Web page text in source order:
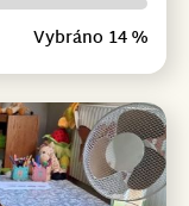
Vybráno 14 %